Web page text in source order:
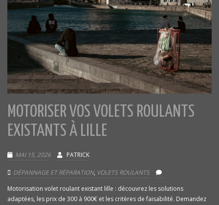
MOTORISER VOS VOLETS ROULANTS
EXISTANTS À LILLE
MAI 15, 2026 PATRICK
DÉPANNAGE ET RÉPARATION, VOLETS ROULANTS
Motorisation volet roulant existant lille : découvrez les solutions
adaptées, les prix de 300 à 900€ et les critères de faisabilité. Demandez